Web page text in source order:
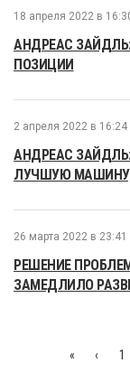
18 апреля 2022 в
АНДРЕАС
ПОЗИЦИИ
2 апреля 2022 в 16:24
АНДРЕАС
ЛУЧШУЮ
26 марта 2022 в 23:41
РЕШЕНИЕ
ЗАМЕДЛИЛО
« ‹ 1